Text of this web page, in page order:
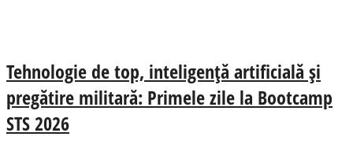
Tehnologie de top, inteligență artificială și
pregătire militară: Primele zile la Bootcamp
STS 2026